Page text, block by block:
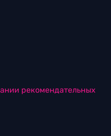
рекомендательных